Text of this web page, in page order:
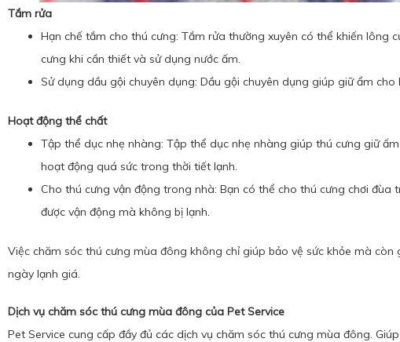
Tắm rửa
Hạn chế tắm cho thú cưng: Tắm rửa thường xuyên có thể khiến lông
cưng khi cần thiết và sử dụng nước ấm.
Sử dụng dầu gội chuyên dụng: Dầu gội chuyên dụng giúp giữ ẩm
Hoạt động thể chất
Tập thể dục nhẹ nhàng: Tập thể dục nhẹ nhàng giúp thú cưng giữ
hoạt động quá sức trong thời tiết lạnh.
Cho thú cưng vận động trong nhà: Bạn có thể cho thú cưng chơi
được vận động mà không bị lạnh.
Việc chăm sóc thú cưng mùa đông không chỉ giúp bảo vệ sức khỏe mà
ngày lạnh giá.
Dịch vụ chăm sóc thú cưng mùa đông của Pet Service
Pet Service cung cấp đầy đủ các dịch vụ chăm sóc thú cưng mùa đông.